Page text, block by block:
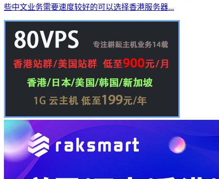
些中文业务需要速度较好的可以选择香港服务器...